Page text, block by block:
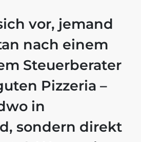
vor, jemand
nach einem
Steuerberater
Pizzeria –
in
sondern direkt